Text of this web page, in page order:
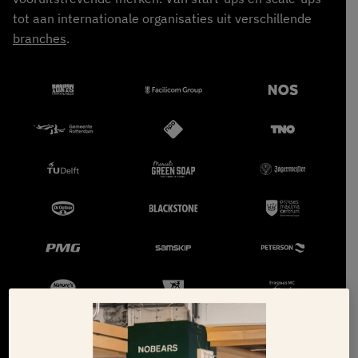
tot aan internationale organisaties uit verschillende
branches.